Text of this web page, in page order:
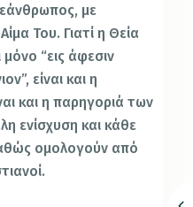
με
Του. Γιατί η Θεία
“εις άφεσιν
είναι και η
και η παρηγοριά των
ενίσχυση και κάθε
ομολογούν από